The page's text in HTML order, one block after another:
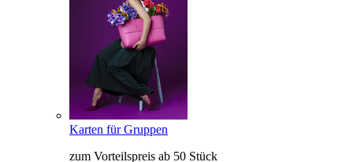
Karten für Gruppen
zum Vorteilspreis ab 50 Stück